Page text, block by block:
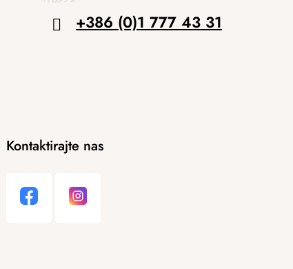
+386 (0)1 777 43 31
Kontaktirajte nas